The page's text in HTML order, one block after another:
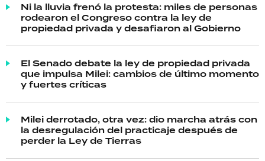
Ni la lluvia frenó la protesta: miles de personas
rodearon el Congreso contra la ley de
propiedad privada y desafiaron al Gobierno
El Senado debate la ley de propiedad privada
que impulsa Milei: cambios de último momento
y fuertes críticas
Milei derrotado, otra vez: dio marcha atrás con
la desregulación del practicaje después de
perder la Ley de Tierras